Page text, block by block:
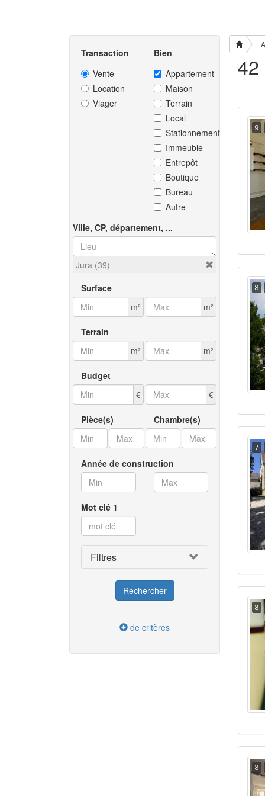
Transaction
Vente
Location
Viager
Bien
Appartement
Maison
Terrain
Local
Stationnement
Immeuble
Entrepôt
Boutique
Bureau
Autre
Ville, CP, département, ...
Jura (39)
Surface
m²
m²
Terrain
m²
m²
Budget
€
€
Pièce(s) Chambre(s)
Année de construction
Mot clé 1
Filtres
de critères
9
8
7
8
8